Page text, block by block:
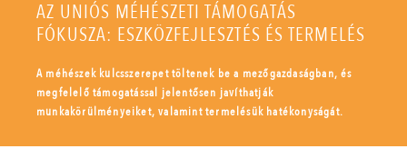
AZ UNIÓS MÉHÉSZETI TÁMOGATÁS
FÓKUSZA: ESZKÖZFEJLESZTÉS ÉS TERMELÉS
A méhészek kulcsszerepet töltenek be a mezőgazdaságban, és
megfelelő támogatással jelentősen javíthatják
munkakörülményeiket, valamint termelésük hatékonyságát.